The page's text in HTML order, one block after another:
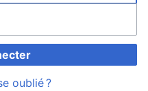
oublié ?